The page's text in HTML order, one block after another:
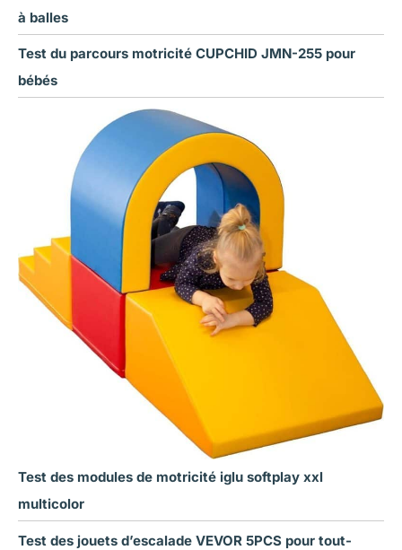
à balles
Test du parcours motricité CUPCHID JMN-255 pour
bébés
Test des modules de motricité iglu softplay xxl
multicolor
Test des jouets d’escalade VEVOR 5PCS pour tout-